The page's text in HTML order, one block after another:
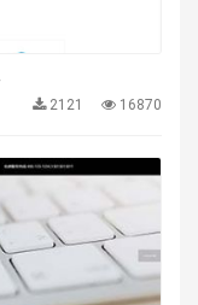
2121 16870